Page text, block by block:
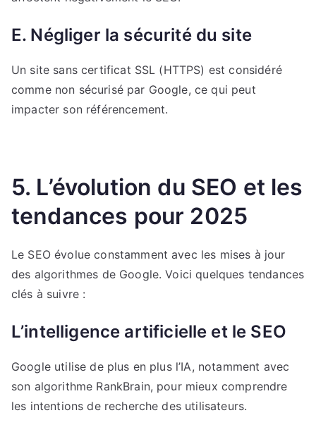
E. Négliger la sécurité du site
Un site sans certificat SSL (HTTPS) est considéré
comme non sécurisé par Google, ce qui peut
impacter son référencement.
5. L’évolution du SEO et les
tendances pour 2025
Le SEO évolue constamment avec les mises à jour
des algorithmes de Google. Voici quelques tendances
clés à suivre :
L’intelligence artificielle et le SEO
Google utilise de plus en plus l’IA, notamment avec
son algorithme RankBrain, pour mieux comprendre
les intentions de recherche des utilisateurs.